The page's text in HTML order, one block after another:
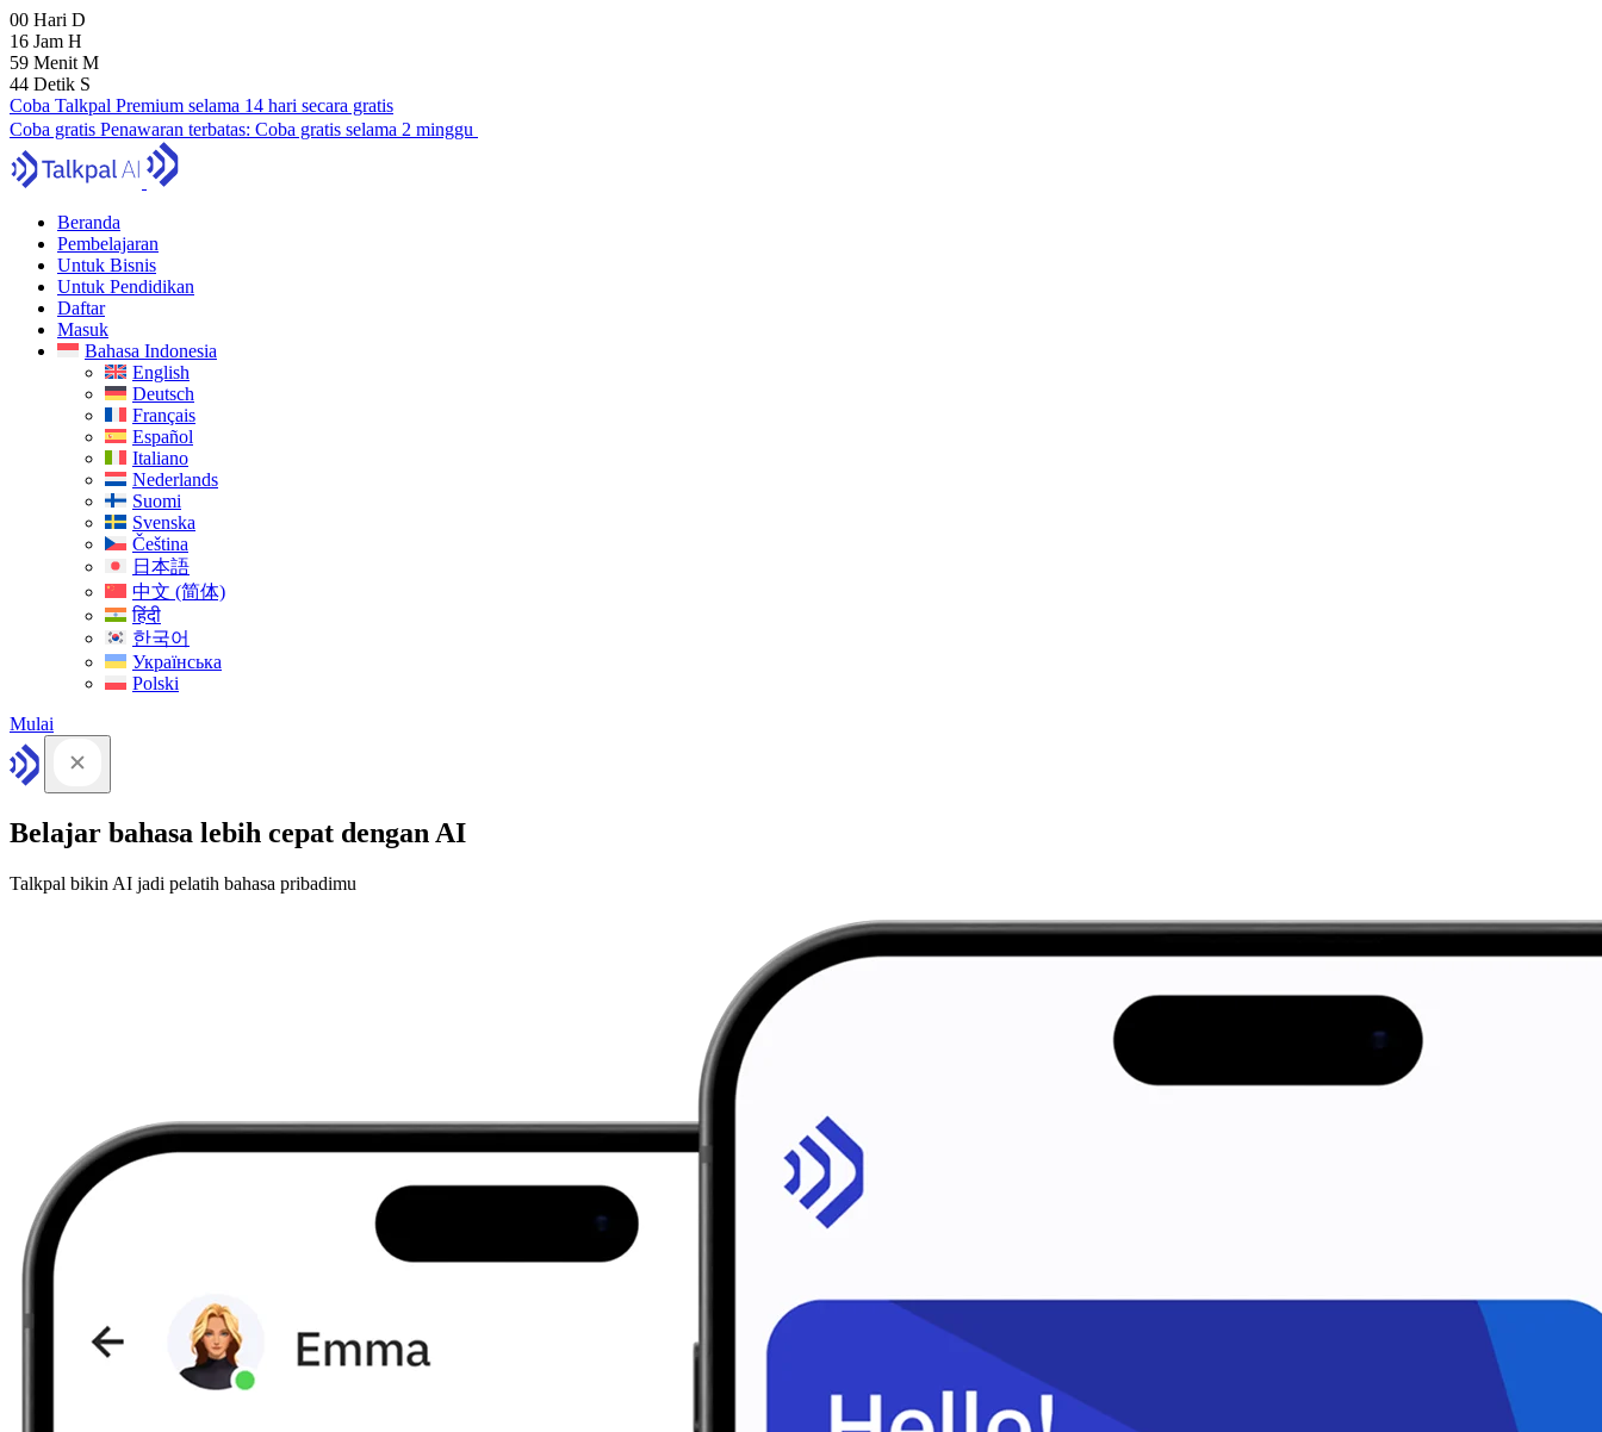
00 Hari D
16 Jam H
59 Menit M
43 Detik S
Coba Talkpal Premium selama 14 hari secara gratis
Coba gratis Penawaran terbatas: Coba gratis selama 2 minggu
Beranda
Pembelajaran
Untuk Bisnis
Untuk Pendidikan
Daftar
Masuk
Bahasa Indonesia
English
Deutsch
Français
Español
Italiano
Nederlands
Suomi
Svenska
Čeština
日本語
中文 (简体)
हिंदी
한국어
Українська
Polski
Mulai
Belajar bahasa lebih cepat dengan AI
Talkpal bikin AI jadi pelatih bahasa pribadimu